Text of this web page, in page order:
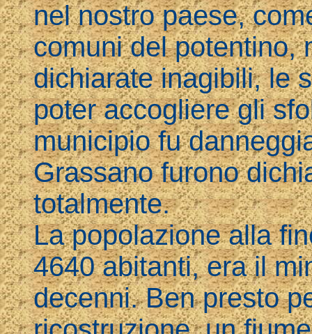
nel nostro paese,
comuni del potentino,
dichiarate inagibili, le
poter accogliere gli
municipio fu
Grassano furono
totalmente.
La popolazione alla
4640 abitanti, era il
decenni. Ben presto